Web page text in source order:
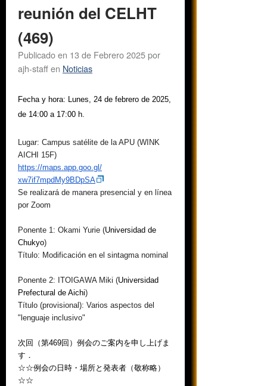
reunión del CELHT
(469)
Publicado en 13 de Febrero 2025por
ajh-staffen Noticias
Fecha y hora: Lunes, 24 de febrero de 2025,
de 14:00 a 17:00 h.
Lugar: Campus satélite de la APU (WINK
AICHI 15F)
https://maps.app.goo.gl/
xw7if7mpdMy9BDpSA
Se realizará de manera presencial y en línea
por Zoom
Ponente 1: Okami Yurie (Universidad de
Chukyo)
Título: Modificación en el sintagma nominal
Ponente 2: ITOIGAWA Miki (Universidad
Prefectural de Aichi)
Título (provisional): Varios aspectos del
"lenguaje inclusivo"
次回（第469回）例会のご案内を申し上げま
す．
☆☆例会の日時・場所と発表者（敬称略）
☆☆